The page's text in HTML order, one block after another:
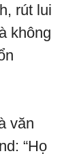
rút lui
không
văn
“Họ